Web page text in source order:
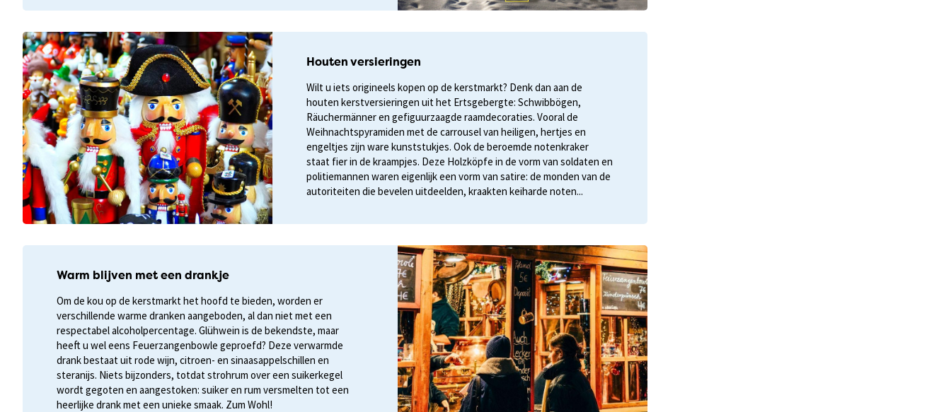
Houten versieringen
Wilt u iets origineels kopen op de kerstmarkt? Denk dan aan de
houten kerstversieringen uit het Ertsgebergte: Schwibbögen,
Räuchermänner en gefiguurzaagde raamdecoraties. Vooral de
Weihnachtspyramiden met de carrousel van heiligen, hertjes en
engeltjes zijn ware kunststukjes. Ook de beroemde notenkraker
staat fier in de kraampjes. Deze Holzköpfe in de vorm van soldaten en
politiemannen waren eigenlijk een vorm van satire: de monden van de
autoriteiten die bevelen uitdeelden, kraakten keiharde noten...
Warm blijven met een drankje
Om de kou op de kerstmarkt het hoofd te bieden, worden er
verschillende warme dranken aangeboden, al dan niet met een
respectabel alcoholpercentage. Glühwein is de bekendste, maar
heeft u wel eens Feuerzangenbowle geproefd? Deze verwarmde
drank bestaat uit rode wijn, citroen- en sinaasappelschillen en
steranijs. Niets bijzonders, totdat strohrum over een suikerkegel
wordt gegoten en aangestoken: suiker en rum versmelten tot een
heerlijke drank met een unieke smaak. Zum Wohl!